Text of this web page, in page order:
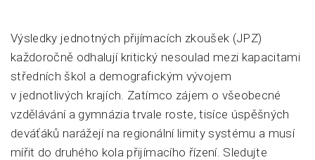
Výsledky jednotných přijímacích zkoušek (JPZ)
každoročně odhalují kritický nesoulad mezi kapacitami
středních škol a demografickým vývojem
v jednotlivých krajích. Zatímco zájem o všeobecné
vzdělávání a gymnázia trvale roste, tisíce úspěšných
deváťáků narážejí na regionální limity systému a musí
mířit do druhého kola přijímacího řízení. Sledujte